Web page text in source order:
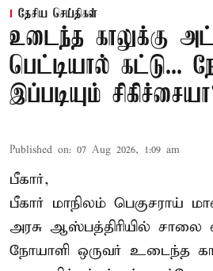
தேசிய செய்திகள்
உடைந்த காலுக்கு
பெட்டியால் கட்டு...
இப்படியும்
Published on: 07 Aug 2026, 1:09 am
பீகார்,
பீகார் மாநிலம் பெகுசராய்
அரசு ஆஸ்பத்திரியில் சாலை
நோயாளி ஒருவர் உடைந்த